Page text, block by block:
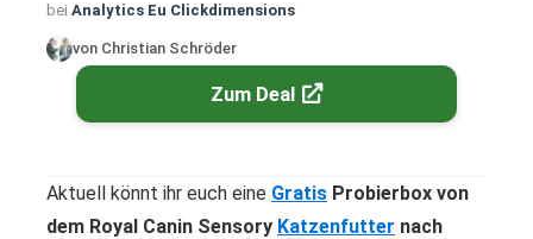
bei Analytics Eu Clickdimensions
von Christian Schröder
Zum Deal
Aktuell könnt ihr euch eine Gratis Probierbox von
dem Royal Canin Sensory Katzenfutter nach